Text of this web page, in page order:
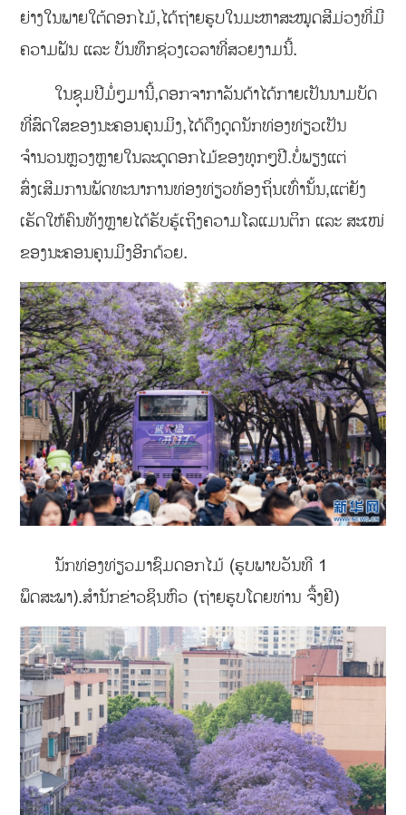
ຍ່າງໃນພາຍໃຕ້ດອກໄມ້,ໄດ້ຖ່າຍຮູບໃນມະຫາສະໝຸດສີມ່ວງທີ່ມີ
ຄວາມຝັນ ແລະ ບັນທຶກຊ່ວງເວລາທີ່ສວຍງາມນີ້.
ໃນຊຸມປີມໍ່ໆມານີ້,ດອກຈາກາລັນດ້າໄດ້ກາຍເປັນນາມບັດ
ທີ່ສົດໃສຂອງນະຄອນຄຸນມິງ,ໄດ້ດຶງດູດນັກທ່ອງທ່ຽວເປັນ
ຈຳນວນຫຼວງຫຼາຍໃນລະດູດອກໄມ້ຂອງທຸກໆປີ.ບໍ່ພຽງແຕ່
ສົ່ງເສີມການພັດທະນາການທ່ອງທ່ຽວທ້ອງຖິ່ນເທົ່ານັ້ນ,ແຕ່ຍັງ
ເຮັດໃຫ້ຄົນທັງຫຼາຍໄດ້ຮັບຮູ້ເຖິງຄວາມໂລແມນຕິກ ແລະ ສະເໜ່
ຂອງນະຄອນຄຸນມິງອີກດ້ວຍ.
ນັກທ່ອງທ່ຽວມາຊົມດອກໄມ້ (ຮູບພາບວັນທີ 1
ພຶດສະພາ).ສຳນັກຂ່າວຊິນຫົວ (ຖ່າຍຮູບໂດຍທ່ານ ຈື້ງຢີ)